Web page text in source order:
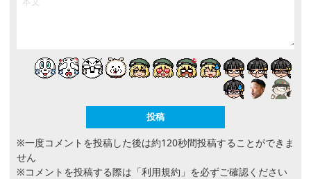
※一度コメントを投稿した後は約120秒間投稿することができま
せん
※コメントを投稿する際は 「利用規約」 を必ずご確認ください